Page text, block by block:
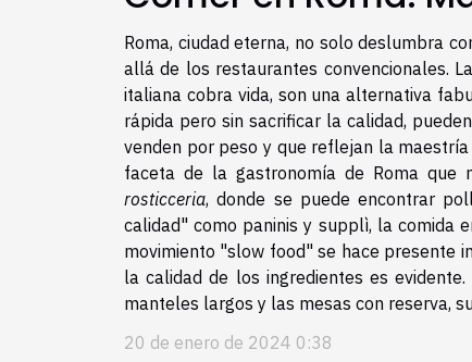
Roma, ciudad eterna, no solo deslumbra
allá de los restaurantes convencionales.
italiana cobra vida, son una alternativa
rápida pero sin sacrificar la calidad,
venden por peso y que reflejan la
faceta de la gastronomía de Roma que
rosticceria, donde se puede encontrar
calidad" como paninis y supplì, la comida
movimiento "slow food" se hace presente
la calidad de los ingredientes es
manteles largos y las mesas con reserva,
20 de enero de 2024 0:38